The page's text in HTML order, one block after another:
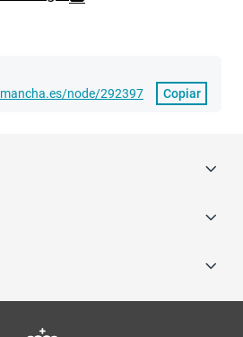
node/292397
Copiar